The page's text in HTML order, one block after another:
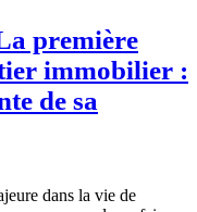
première
immobilier :
de sa
dans la vie de